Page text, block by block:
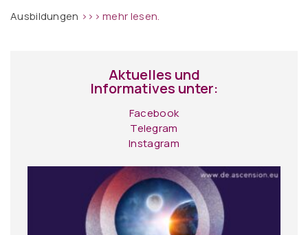
Ausbildungen >>> mehr lesen.
Aktuelles und
Informatives unter:
Facebook
Telegram
Instagram